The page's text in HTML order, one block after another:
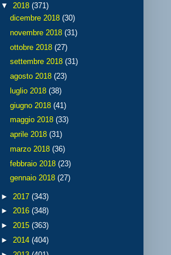
▼ 2018 (371)
dicembre 2018 (30)
novembre 2018 (31)
ottobre 2018 (27)
settembre 2018 (31)
agosto 2018 (23)
luglio 2018 (38)
giugno 2018 (41)
maggio 2018 (33)
aprile 2018 (31)
marzo 2018 (36)
febbraio 2018 (23)
gennaio 2018 (27)
► 2017 (343)
► 2016 (348)
► 2015 (363)
► 2014 (404)